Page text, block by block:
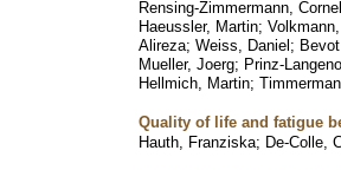
Rensing-Zimmermann,
Haeussler, Martin;
Alireza; Weiss, Daniel;
Mueller, Joerg; Prinz-
Hellmich, Martin;
Quality of life and fatigue
Hauth, Franziska; De-Colle,